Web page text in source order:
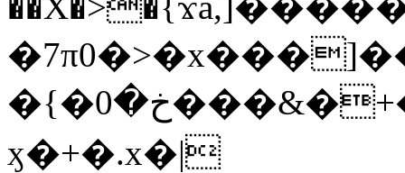
�{�خ�0���&�+�zwYFEÙ4�~�_�̾�
ӽ�+�.x�|